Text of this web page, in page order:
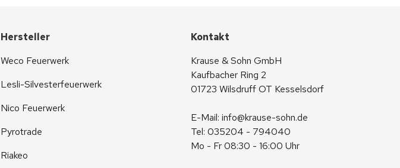
Hersteller
Weco Feuerwerk
Lesli-Silvesterfeuerwerk
Nico Feuerwerk
Pyrotrade
Riakeo
Kontakt
Krause & Sohn GmbH
Kaufbacher Ring 2
01723 Wilsdruff OT Kesselsdorf
E-Mail: info@krause-sohn.de
Tel: 035204 - 794040
Mo - Fr 08:30 - 16:00 Uhr